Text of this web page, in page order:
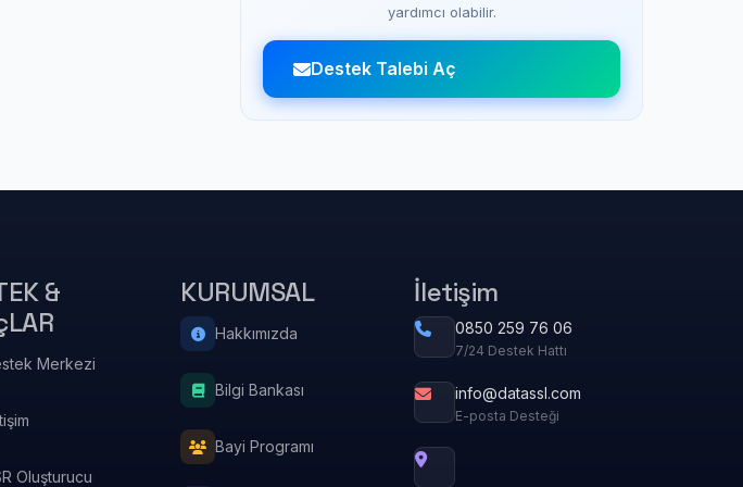
yardımcı olabilir.
Destek Talebi Aç
&
Merkezi
Oluşturucu
KURUMSAL
Hakkımızda
Bilgi Bankası
Bayi Programı
İletişim
0850 259 76 06
7/24 Destek Hattı
info@datassl.com
E-posta Desteği